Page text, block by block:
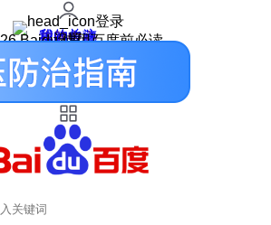
登录
我的关注
我的收藏
皮肤中心
用户反馈
设置
Baidu 使用百度前必读